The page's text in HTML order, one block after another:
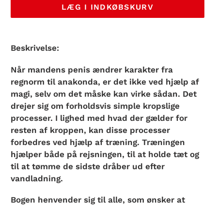
LÆG I INDKØBSKURV
produkt
din
indkøbskurv
Beskrivelse:
Når mandens penis ændrer karakter fra
regnorm til anakonda, er det ikke ved hjælp af
magi, selv om det måske kan virke sådan. Det
drejer sig om forholdsvis simple kropslige
processer. I lighed med hvad der gælder for
resten af kroppen, kan disse processer
forbedres ved hjælp af træning. Træningen
hjælper både på rejsningen, til at holde tæt og
til at tømme de sidste dråber ud efter
vandladning.
Bogen henvender sig til alle, som ønsker at